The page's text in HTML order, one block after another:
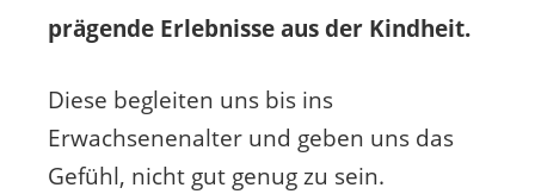
prägende Erlebnisse aus der Kindheit.
Diese begleiten uns bis ins
Erwachsenenalter und geben uns das
Gefühl, nicht gut genug zu sein.